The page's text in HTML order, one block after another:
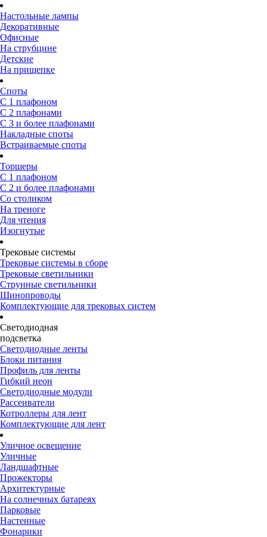
Настольные лампы
Декоративные
Офисные
На струбцине
Детские
На прищепке
Споты
С 1 плафоном
С 2 плафонами
С 3 и более плафонами
Накладные споты
Встраиваемые споты
Торшеры
С 1 плафоном
С 2 и более плафонами
Со столиком
На треноге
Для чтения
Изогнутые
Трековые системы
Трековые системы в сборе
Трековые светильники
Струнные светильники
Шинопроводы
Комплектующие для трековых систем
Светодиодная
подсветка
Светодиодные ленты
Блоки питания
Профиль для ленты
Гибкий неон
Светодиодные модули
Рассеиватели
Котроллеры для лент
Комплектующие для лент
Уличное освещение
Уличные
Ландшафтные
Прожекторы
Архитектурные
На солнечных батареях
Парковые
Настенные
Фонарики